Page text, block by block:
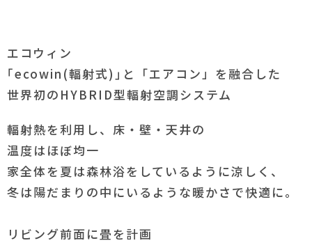
エコウィン
｢ecowin(輻射式)｣と「エアコン」を融合した
世界初のHYBRID型輻射空調システム
輻射熱を利用し、床・壁・天井の
温度はほぼ均一
家全体を夏は森林浴をしているように涼しく、
冬は陽だまりの中にいるような暖かさで快適に。
リビング前面に畳を計画